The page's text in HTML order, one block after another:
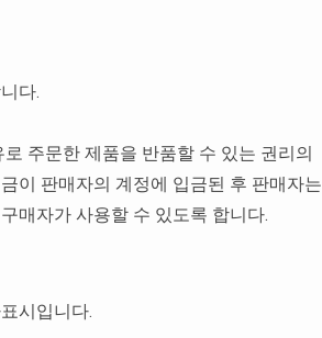
다.
주문한 제품을 반품할 수 있는 권리의
이 판매자의 계정에 입금된 후 판매자는
매자가 사용할 수 있도록 합니다.
시입니다.